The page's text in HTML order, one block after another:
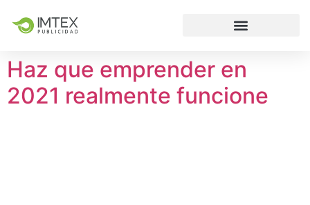
Haz que emprender en
2021 realmente funcione